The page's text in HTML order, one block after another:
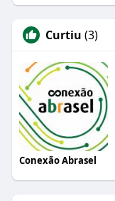
Curtiu (3)
Conexão Abrasel